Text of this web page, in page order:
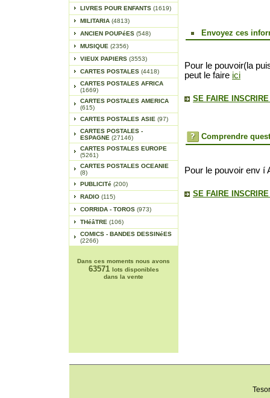
LIVRES POUR ENFANTS (1619)
MILITARIA (4813)
ANCIEN POUPéES (548)
MUSIQUE (2356)
VIEUX PAPIERS (3553)
CARTES POSTALES (4418)
CARTES POSTALES AFRICA
(1669)
CARTES POSTALES AMERICA
(615)
CARTES POSTALES ASIE (97)
CARTES POSTALES -
ESPAGNE (27146)
CARTES POSTALES EUROPE
(5261)
CARTES POSTALES OCEANIE
(8)
PUBLICITé (200)
RADIO (115)
CORRIDA - TOROS (973)
THéâTRE (106)
COMICS - BANDES DESSINéES
(2266)
Dans ces moments nous avons
63571 lots disponibles
dans la vente
Envoyez ces
Pour le pouvoir(la
peut le faire ici
SE FAIRE
Comprendre
Pour le pouvoir env í
SE FAIRE